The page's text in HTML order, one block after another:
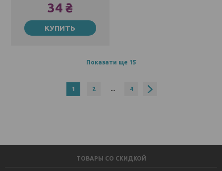
34 ₴
Метр
34 ₴ КУПИТЬ
1 2 ... 4
Показати ще 15
ТОВАРЫ СО СКИДКОЙ